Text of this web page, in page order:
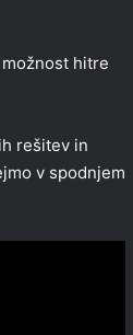
hitre
rešitev in
v spodnjem